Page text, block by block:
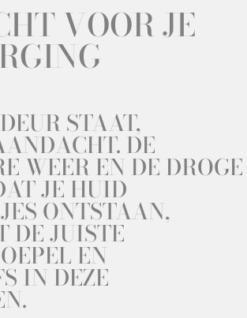
VOOR JE
STAAT,
DE
WEER EN DE DROGE
JE HUID
ONTSTAAN,
DE JUISTE
EN
IN DEZE